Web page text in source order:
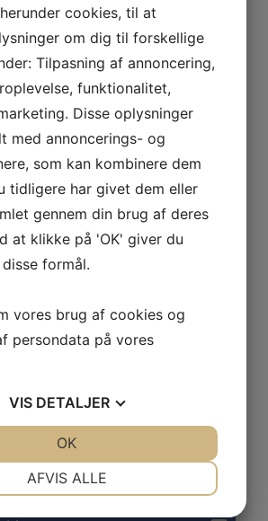
og ønsker at tilmelde dig til
ønskede idræt i menu'en og gå ind
kan du tilmelde dig herunder eller
det ønskede hold.
tidligere medlem:
en konto i conventus) kan du
rette dine kontaktoplysninger, se
betalinger mm. Gå
oprette dig, som nyt medlem.
at du ikke opretter dig som et nyt
" om du blot har glemt din
ske ved holdtilmelding.
cookies, til at
om dig til forskellige
Tilpasning af annoncering,
funktionalitet,
Disse oplysninger
med annoncerings- og
som kan kombinere dem
tidligere har givet dem eller
gennem din brug af deres
at klikke på 'OK' giver du
formål.
vores brug af cookies og
persondata på vores
VIS DETALJER
AFVIS ALLE
OK